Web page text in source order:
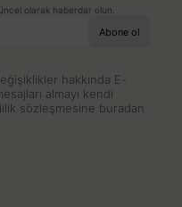
olarak haberdar olun.
hakkında E-
almayı kendi
sözleşmesine buradan